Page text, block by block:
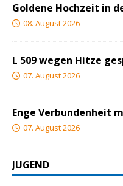
Goldene Hochzeit in
08. August 2026
L 509 wegen Hitze
07. August 2026
Enge Verbundenheit
07. August 2026
JUGEND